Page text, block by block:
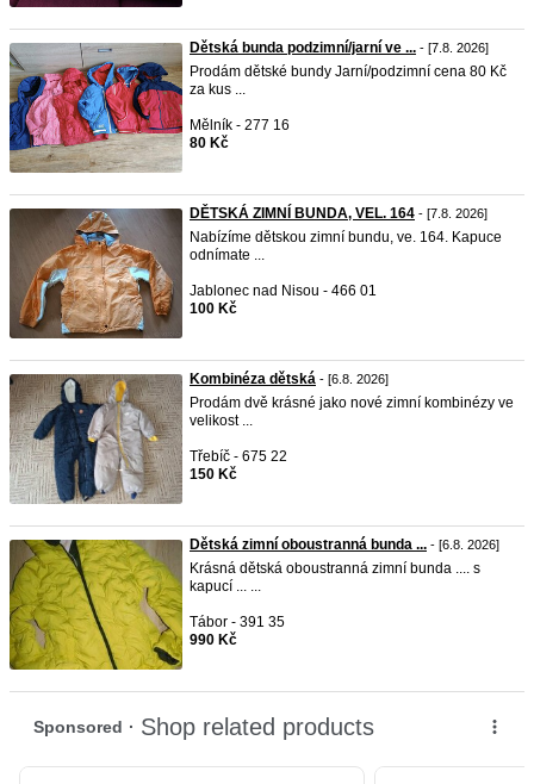
Dětská bunda podzimní/jarní ve ... - [7.8. 2026]
Prodám dětské bundy Jarní/podzimní cena 80 Kč
za kus ...
Mělník - 277 16
80 Kč
DĚTSKÁ ZIMNÍ BUNDA, VEL. 164 - [7.8. 2026]
Nabízíme dětskou zimní bundu, ve. 164. Kapuce
odnímate ...
Jablonec nad Nisou - 466 01
100 Kč
Kombinéza dětská - [6.8. 2026]
Prodám dvě krásné jako nové zimní kombinézy ve
velikost ...
Třebíč - 675 22
150 Kč
Dětská zimní oboustranná bunda ... - [6.8. 2026]
Krásná dětská oboustranná zimní bunda .... s
kapucí ... ...
Tábor - 391 35
990 Kč